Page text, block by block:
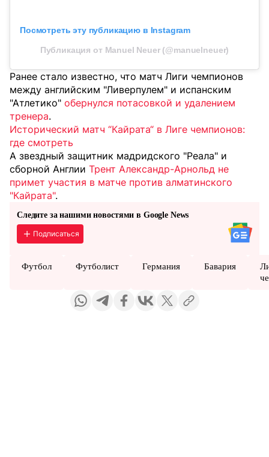
Посмотреть эту публикацию в Instagram
Публикация от Manuel Neuer (@manuelneuer)
Ранее стало известно, что матч Лиги чемпионов
между английским "Ливерпулем" и испанским
"Атлетико" обернулся потасовкой и удалением
тренера.
Исторический матч “Кайрата“ в Лиге чемпионов:
где смотреть
А звездный защитник мадридского "Реала" и
сборной Англии Трент Александр-Арнольд не
примет участия в матче против алматинского
"Кайрата".
Следите за нашими новостями в Google News
Подписаться
Футбол Футболист Германия Бавария